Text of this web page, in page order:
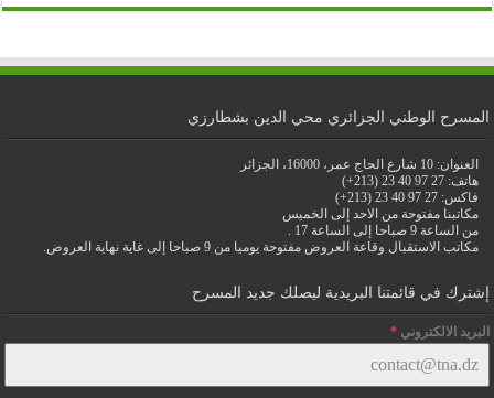
المسرح الوطني الجزائري محي الدين بشطارزي
العنوان: 10 شارع الحاج عمر، 16000، الجزائر
هاتف: 27 97 40 23 (213+)
فاكس: 27 97 40 23 (213+)
مكاتبنا مفتوحة من الاحد إلى الخميس
من الساعة 9 صباحا إلى الساعة 17 .
مكاتب الاستقبال وقاعة العروض مفتوحة يوميا من 9 صباحا إلى غاية نهاية العروض.
إشترك في قائمتنا البريدية ليصلك جديد المسرح
البريد الالكتروني*